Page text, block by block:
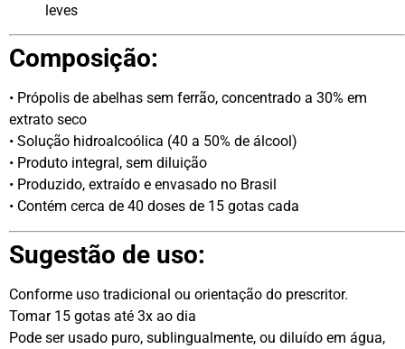
leves
Composição:
• Própolis de abelhas sem ferrão, concentrado a 30% em
extrato seco
• Solução hidroalcoólica (40 a 50% de álcool)
• Produto integral, sem diluição
• Produzido, extraído e envasado no Brasil
• Contém cerca de 40 doses de 15 gotas cada
Sugestão de uso:
Conforme uso tradicional ou orientação do prescritor.
Tomar 15 gotas até 3x ao dia
Pode ser usado puro, sublingualmente, ou diluído em água,